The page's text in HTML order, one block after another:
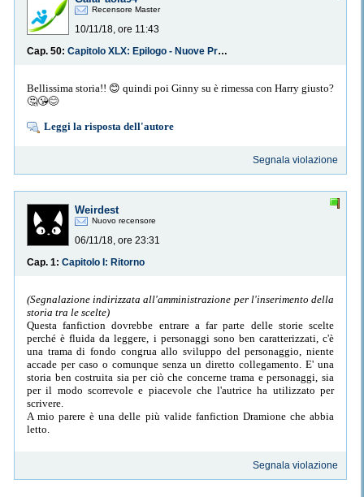
Recensore Master
10/11/18, ore 11:43
Cap. 50:
Capitolo XLX: Epilogo - Nuove Prospettive
Bellissima storia!! 😊 quindi poi Ginny su è rimessa con Harry giusto?
🤔😘😊
Leggi la risposta dell'autore
Segnala violazione
Weirdest
Nuovo recensore
06/11/18, ore 23:31
Cap. 1: Capitolo I: Ritorno
(Segnalazione indirizzata all'amministrazione per l'inserimento della
storia tra le scelte)
Questa fanfiction dovrebbe entrare a far parte delle storie scelte
perché è fluida da leggere, i personaggi sono ben caratterizzati, c'è
una trama di fondo congrua allo sviluppo del personaggio, niente
accade per caso o comunque senza un diretto collegamento. E' una
storia ben costruita sia per ciò che concerne trama e personaggi, sia
per il modo scorrevole e piacevole che l'autrice ha utilizzato per
scrivere.
A mio parere è una delle più valide fanfiction Dramione che abbia
letto.
Segnala violazione